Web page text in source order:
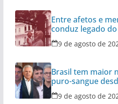
Entre afetos e
conduz legado
9 de agosto de
Brasil tem maior
puro-sangue
9 de agosto de